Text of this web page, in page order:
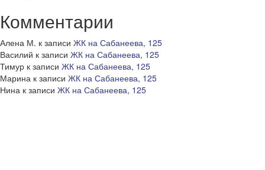
Комментарии
Алена М. к записи ЖК на Сабанеева, 125
Василий к записи ЖК на Сабанеева, 125
Тимур к записи ЖК на Сабанеева, 125
Марина к записи ЖК на Сабанеева, 125
Нина к записи ЖК на Сабанеева, 125